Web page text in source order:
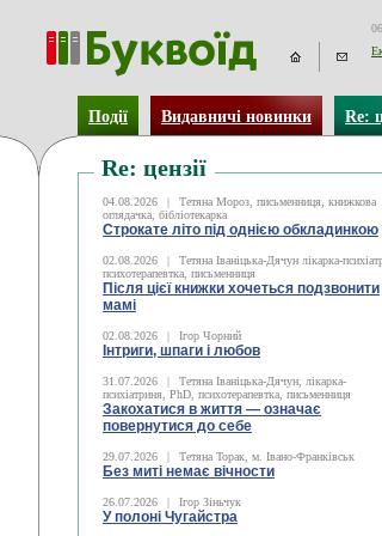
Події Видавничі новинки Re:
Re: цензії
04.08.2026 |
Тетяна Мороз, письменниця, книжкова
оглядачка, бібліотекарка
Строкате літо під однією обкладинкою
02.08.2026 |
Тетяна Іваніцька-Дячун лікарка-
психотерапевтка, письменниця
Після цієї книжки хочеться подзвонити
мамі
02.08.2026 | Ігор Чорний
Інтриги, шпаги і любов
31.07.2026 |
Тетяна Іваніцька-Дячун, лікарка-
психіатриня, PhD, психотерапевтка, письменниця
Закохатися в життя — означає
повернутися до себе
29.07.2026 | Тетяна Торак, м. Івано-Франківськ
Без миті немає вічности
26.07.2026 | Ігор Зіньчук
У полоні Чугайстра